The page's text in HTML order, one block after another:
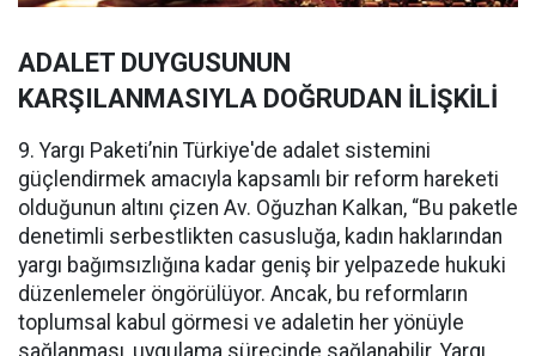
ADALET DUYGUSUNUN
KARŞILANMASIYLA DOĞRUDAN İLİŞKİLİ
9. Yargı Paketi’nin Türkiye'de adalet sistemini
güçlendirmek amacıyla kapsamlı bir reform hareketi
olduğunun altını çizen Av. Oğuzhan Kalkan, “Bu paketle
denetimli serbestlikten casusluğa, kadın haklarından
yargı bağımsızlığına kadar geniş bir yelpazede hukuki
düzenlemeler öngörülüyor. Ancak, bu reformların
toplumsal kabul görmesi ve adaletin her yönüyle